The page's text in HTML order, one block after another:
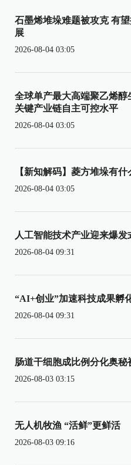
石墨烯堆垛难题被攻克 有
展
2026-08-04 03:05
全球单产最大高端聚乙烯醇
关键产业链自主可控水平
2026-08-04 03:05
【新知解码】菱方堆垛有什
2026-08-04 03:05
人工智能技术产业迎来爆发
2026-08-04 09:31
“AI+创业”加速科技成果孵
2026-08-04 09:31
肠道干细胞成比例分化奥秘
2026-08-03 03:15
无人机牧渔 “活鲜”更鲜活
2026-08-03 09:16